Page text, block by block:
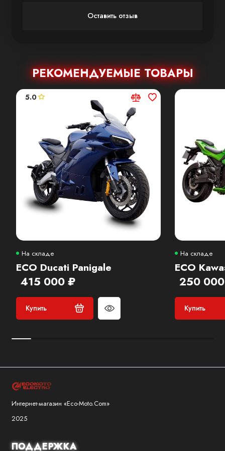
Оставить отзыв
РЕКОМЕНДУЕМЫЕ ТОВАРЫ
5.0
На складе
ECO Ducati Panigale
415 000 ₽
Купить
На складе
ECO
250
Купить
Интернет-магазин «Eco-Moto.Com»
2025
ПОДДЕРЖКА